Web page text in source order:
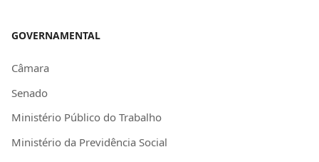
GOVERNAMENTAL
Câmara
Senado
Ministério Público do Trabalho
Ministério da Previdência Social